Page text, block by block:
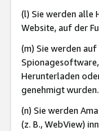
(l) Sie werden alle
Website, auf der
(m) Sie werden
Herunterladen
genehmigt wurden.
(n) Sie werden
(z. B., WebView)